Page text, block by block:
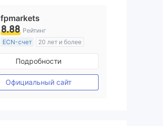
fpmarkets
8.88 Рейтинг
ECN-счет
20 лет и более
Регулирование в Австралия
Маркет-Мейкинг (MM)
Основной стандарт MT4
Подробности
Официальный сайт